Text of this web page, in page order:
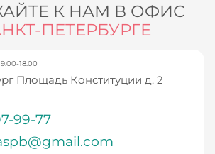
К НАМ В ОФИС
ПЕТЕРБУРГЕ
18.00
Площадь Конституции д. 2
99-77